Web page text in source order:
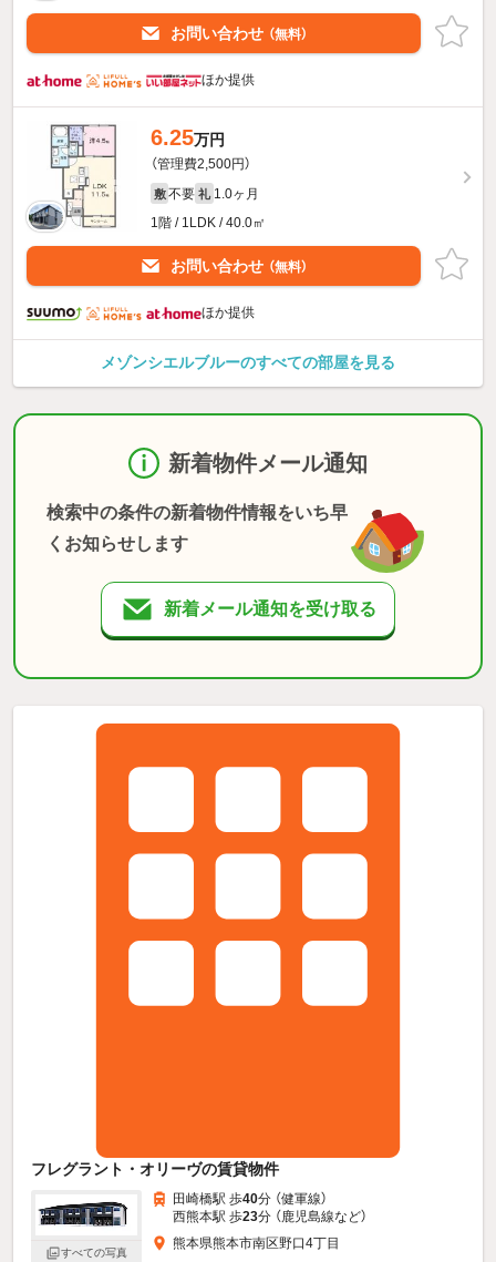
お問い合わせ （無料）
ほか提供
6.25万円
（管理費2,500円）
敷 不要 礼 1.0ヶ月
1階 / 1LDK / 40.0㎡
お問い合わせ （無料）
ほか提供
メゾンシエルブルーのすべての部屋を見る
新着物件メール通知
検索中の条件の新着物件情報をいち早
くお知らせします
新着メール通知を受け取る
フレグラント・オリーヴの賃貸物件
すべての写真
田崎橋駅 歩40分 （健軍線）
西熊本駅 歩23分 （鹿児島線など）
熊本県熊本市南区野口4丁目